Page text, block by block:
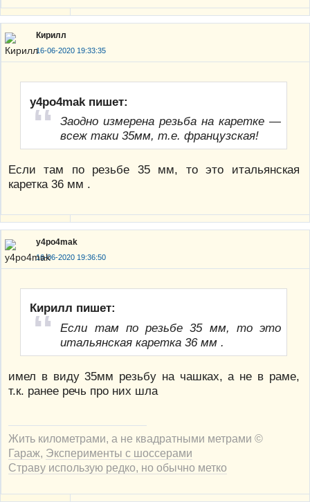
Кирилл
16-06-2020 19:33:35
y4po4mak пишет:
Заодно измерена резьба на каретке —
всеж таки 35мм, т.е. французская!
Если там по резьбе 35 мм, то это итальянская
каретка 36 мм .
y4po4mak
16-06-2020 19:36:50
Кирилл пишет:
Если там по резьбе 35 мм, то это
итальянская каретка 36 мм .
имел в виду 35мм резьбу на чашках, а не в раме,
т.к. ранее речь про них шла
Жить километрами, а не квадратными метрами ©
Гараж, Эксперименты с шоссерами
Страву использую редко, но обычно метко